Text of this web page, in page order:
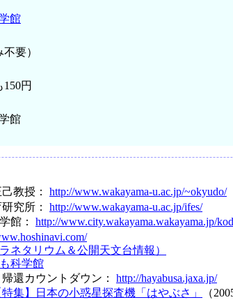
館
要）
円
館
教授： http://www.wakayama-u.ac.jp/~okyudo/
究所： http://www.wakayama-u.ac.jp/ifes/
館： http://www.city.wakayama.wakayama.jp/
ネタリウム＆公開天文台情報）
科学館
還カウントダウン： http://hayabusa.jaxa.jp/
特集】日本の小惑星探査機「はやぶさ」 （